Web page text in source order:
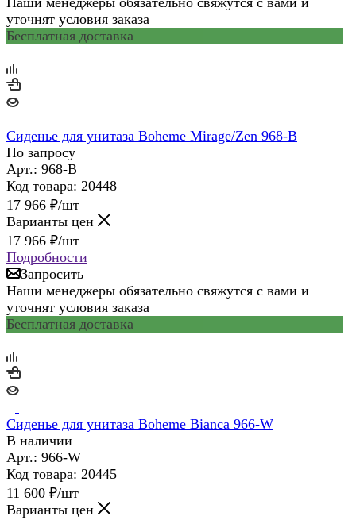
уточнят условия заказа
Бесплатная доставка
Сиденье для унитаза Boheme Mirage/Zen 968-B
По запросу
Арт.: 968-B
Код товара: 20448
17 966 ₽/шт
Варианты цен
17 966 ₽/шт
Подробности
Запросить
Наши менеджеры обязательно свяжутся с вами и
уточнят условия заказа
Бесплатная доставка
Сиденье для унитаза Boheme Bianca 966-W
В наличии
Арт.: 966-W
Код товара: 20445
11 600 ₽/шт
Варианты цен